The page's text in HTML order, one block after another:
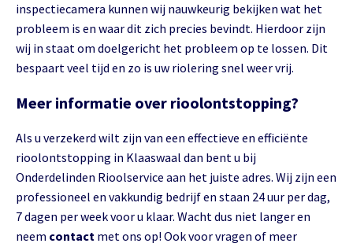
inspectiecamera kunnen wij nauwkeurig bekijken wat het
probleem is en waar dit zich precies bevindt. Hierdoor zijn
wij in staat om doelgericht het probleem op te lossen. Dit
bespaart veel tijd en zo is uw riolering snel weer vrij.
Meer informatie over rioolontstopping?
Als u verzekerd wilt zijn van een effectieve en efficiënte
rioolontstopping in Klaaswaal dan bent u bij
Onderdelinden Rioolservice aan het juiste adres. Wij zijn een
professioneel en vakkundig bedrijf en staan 24 uur per dag,
7 dagen per week voor u klaar. Wacht dus niet langer en
neem contact met ons op! Ook voor vragen of meer